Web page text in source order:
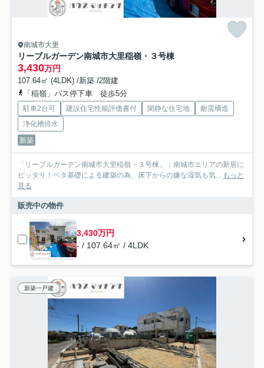
南城市大里
リーブルガーデン南城市大里稲嶺・３号棟
3,430万円
107.64㎡ (4LDK) /新築 /2階建
「稲嶺」バス停下車 徒歩5分
駐車2台可 建設住宅性能評価書付 閑静な住宅地
耐震構造
浄化槽排水
新築
「リーブルガーデン南城市大里稲嶺・３号棟」：南城市エリアの新居に
ピッタリ！ベタ基礎による建築の為、床下からの嫌な湿気も気... もっと
見る
販売中の物件
3,430万円
- / 107.64㎡ / 4LDK
新築一戸建